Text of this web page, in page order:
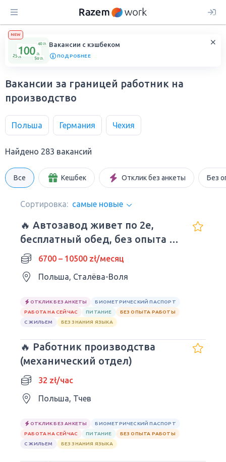
NEW
Вакансии с кэшбеком
ПОДРОБНЕЕ
Вакансии за границей работник на
производство
Польша Германия Чехия
Найдено 283 вакансий
Все Кешбек Отклик без анкеты Без
Сортировка: самые новые
🔥 Автозавод живет по 2е,
бесплатный обед, без опыта и
языка.6700 – 10500 zł/месяц
Польша, Сталёва-Воля
ОТКЛИК БЕЗ АНКЕТЫ
БИОМЕТРИЧЕСКИЙ ПАСПОРТ
РАБОТА НА СЕЙЧАС
ПИТАНИЕ
БЕЗ ОПЫТА РАБОТЫ
С ЖИЛЬЕМ
БЕЗ ЗНАНИЯ ЯЗЫКА
🔥 Работник производства
(механический отдел)
32 zł/час
Польша, Тчев
ОТКЛИК БЕЗ АНКЕТЫ
БИОМЕТРИЧЕСКИЙ ПАСПОРТ
РАБОТА НА СЕЙЧАС
ПИТАНИЕ
БЕЗ ОПЫТА РАБОТЫ
С ЖИЛЬЕМ
БЕЗ ЗНАНИЯ ЯЗЫКА